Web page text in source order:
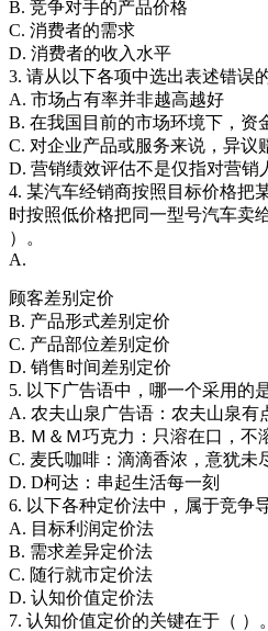
B. 竞争对手的产品价格
C. 消费者的需求
D. 消费者的收入水平
3. 请从以下各项中选出表述错误
A. 市场占有率并非越高越好
B. 在我国目前的市场环境下，资
C. 对企业产品或服务来说，异议
D. 营销绩效评估不是仅指对营销
4. 某汽车经销商按照目标价格把
时按照低价格把同一型号汽车卖
）。
A.
顾客差别定价
B. 产品形式差别定价
C. 产品部位差别定价
D. 销售时间差别定价
5. 以下广告语中，哪一个采用的
A. 农夫山泉广告语：农夫山泉有
B. Ｍ＆Ｍ巧克力：只溶在口，不
C. 麦氏咖啡：滴滴香浓，意犹未
D. D柯达：串起生活每一刻
6. 以下各种定价法中，属于竞争
A. 目标利润定价法
B. 需求差异定价法
C. 随行就市定价法
D. 认知价值定价法
7. 认知价值定价的关键在于（ ）。